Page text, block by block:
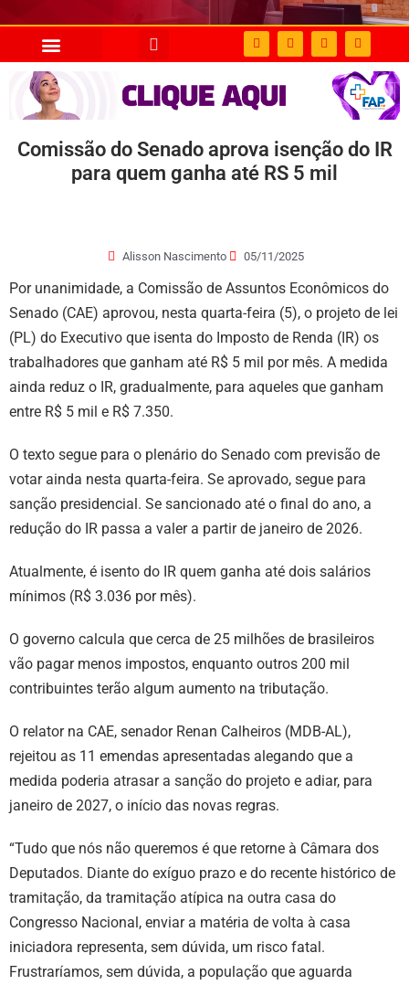
Comissão do Senado aprova isenção do IR
para quem ganha até RS 5 mil
Alisson Nascimento 05/11/2025
Por unanimidade, a Comissão de Assuntos Econômicos do
Senado (CAE) aprovou, nesta quarta-feira (5), o projeto de lei
(PL) do Executivo que isenta do Imposto de Renda (IR) os
trabalhadores que ganham até R$ 5 mil por mês. A medida
ainda reduz o IR, gradualmente, para aqueles que ganham
entre R$ 5 mil e R$ 7.350.
O texto segue para o plenário do Senado com previsão de
votar ainda nesta quarta-feira. Se aprovado, segue para
sanção presidencial. Se sancionado até o final do ano, a
redução do IR passa a valer a partir de janeiro de 2026.
Atualmente, é isento do IR quem ganha até dois salários
mínimos (R$ 3.036 por mês).
O governo calcula que cerca de 25 milhões de brasileiros
vão pagar menos impostos, enquanto outros 200 mil
contribuintes terão algum aumento na tributação.
O relator na CAE, senador Renan Calheiros (MDB-AL),
rejeitou as 11 emendas apresentadas alegando que a
medida poderia atrasar a sanção do projeto e adiar, para
janeiro de 2027, o início das novas regras.
“Tudo que nós não queremos é que retorne à Câmara dos
Deputados. Diante do exíguo prazo e do recente histórico de
tramitação, da tramitação atípica na outra casa do
Congresso Nacional, enviar a matéria de volta à casa
iniciadora representa, sem dúvida, um risco fatal.
Frustraríamos, sem dúvida, a população que aguarda